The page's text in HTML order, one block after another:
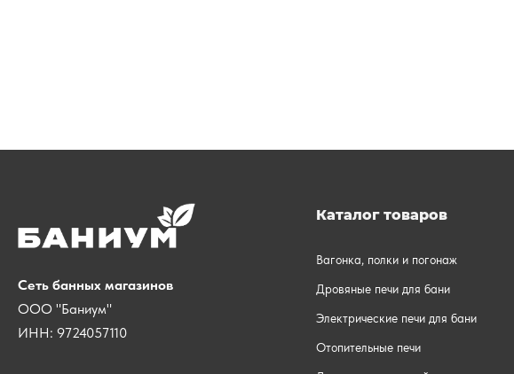
Сеть банных магазинов
ООО "Баниум"
ИНН: 9724057110
Каталог товаров
Вагонка, полки и погонаж
Дровяные печи для бани
Электрические печи для бани
Отопительные печи